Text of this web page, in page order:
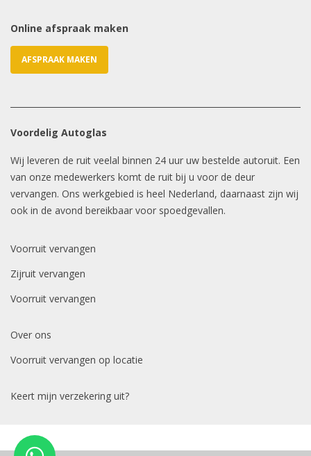
Online afspraak maken
AFSPRAAK MAKEN
Voordelig Autoglas
Wij leveren de ruit veelal binnen 24 uur uw bestelde autoruit. Een
van onze medewerkers komt de ruit bij u voor de deur
vervangen. Ons werkgebied is heel Nederland, daarnaast zijn wij
ook in de avond bereikbaar voor spoedgevallen.
Voorruit vervangen
Zijruit vervangen
Voorruit vervangen
Over ons
Voorruit vervangen op locatie
Keert mijn verzekering uit?